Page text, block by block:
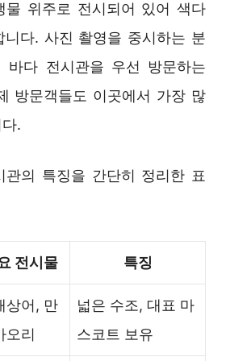
물 위주로 전시되어 있어 색다
니다. 사진 촬영을 중시하는 분
바다 전시관을 우선 방문하는
방문객들도 이곳에서 가장 많
.
관의 특징을 간단히 정리한 표
전시물 특징
상어, 만
오리
넓은 수조, 대표 마
스코트 보유